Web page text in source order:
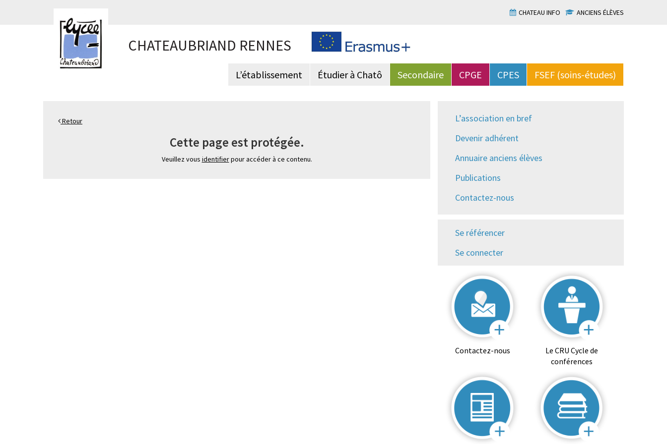
CHATEAU INFO ANCIENS ÉLÈVES
CHATEAUBRIAND RENNES
L’établissement Étudier à Chatô Secondaire CPGE CPES FSEF (soins-études)
Retour
Cette page est protégée.
Veuillez vous identifierpour accéder à ce contenu.
L’association en bref
Devenir adhérent
Annuaire anciens élèves
Publications
Contactez-nous
Se référencer
Se connecter
Contactez-nous
Le CRU Cycle de
conférences